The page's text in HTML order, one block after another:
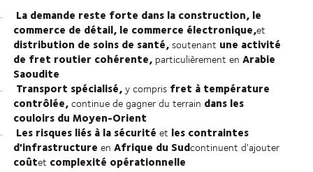
La demande reste forte dans la construction, le
commerce de détail, le commerce électronique,et
distribution de soins de santé,soutenant une activité
de fret routier cohérente,particulièrement en Arabie
Saoudite
Transport spécialisé,y compris fret à température
contrôlée,continue de gagner du terrain dans les
couloirs du Moyen-Orient
Les risques liés à la sécurité et les contraintes
d'infrastructure en Afrique du Sudcontinuent d'ajouter
coûtet complexité opérationnelle